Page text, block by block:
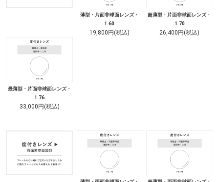
薄型・片面非球面レンズ・
1.60
19,800円(税込)
超薄型・片面非球面レンズ・
1.70
26,400円(税込)
最薄型・片面非球面レンズ・
1.76
33,000円(税込)